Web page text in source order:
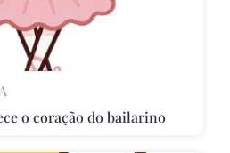
o coração do bailarino